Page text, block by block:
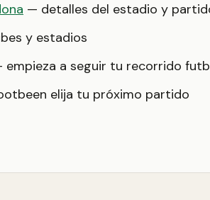
— detalles del estadio y
y estadios
empieza a seguir tu recorrido
elija tu próximo partido